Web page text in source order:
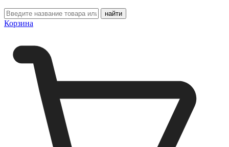
Корзина